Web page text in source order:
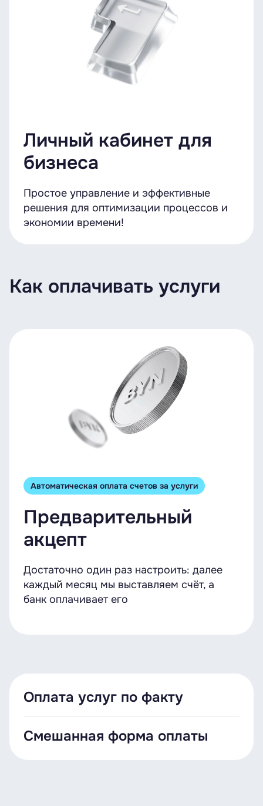
Личный кабинет для
бизнеса
Простое управление и эффективные
решения для оптимизации процессов и
экономии времени!
Как оплачивать услуги
Автоматическая оплата счетов за услуги
Предварительный
акцепт
Достаточно один раз настроить: далее
каждый месяц мы выставляем счёт, а
банк оплачивает его
Оплата услуг по факту
При оплате услуг по факту в назначении
платежа необходимо указывать номер и дату
Смешанная форма оплаты